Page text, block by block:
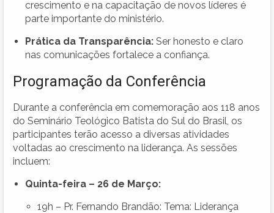
crescimento e na capacitação de novos líderes é
parte importante do ministério.
Prática da Transparência: Ser honesto e claro
nas comunicações fortalece a confiança.
Programação da Conferência
Durante a conferência em comemoração aos 118 anos
do Seminário Teológico Batista do Sul do Brasil, os
participantes terão acesso a diversas atividades
voltadas ao crescimento na liderança. As sessões
incluem:
Quinta-feira – 26 de Março:
19h – Pr. Fernando Brandão: Tema: Liderança